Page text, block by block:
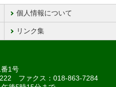
個人情報について
リンク集
1号
ファクス：018-863-7284